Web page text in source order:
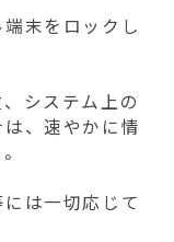
末をロックし
システム上の
、速やかに情
は一切応じて